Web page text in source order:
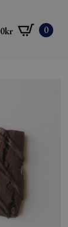
0kr 0